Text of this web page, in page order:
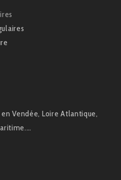
Vendée, Loire Atlantique,